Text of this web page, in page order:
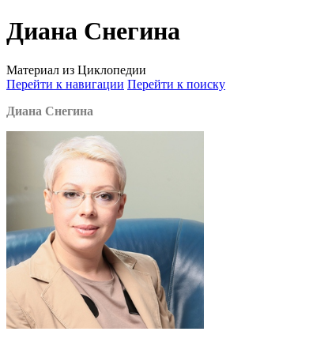
Диана Снегина
Материал из Циклопедии
Перейти к навигации Перейти к поиску
Диана Снегина